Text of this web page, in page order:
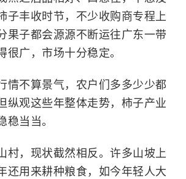
子丰收时节，不少收购商专程上
果子都会源源不断运往广东一带
很广，市场十分稳定。
情不算景气，农户们多多少少都
纵观这些年整体走势，柿子产业
稳当当。
村，现状截然相反。许多山坡上
还用来耕种粮食，如今年轻人大